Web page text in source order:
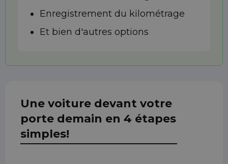
Enregistrement du kilométrage
Et bien d'autres options
Une voiture devant votre
porte demain en 4 étapes
simples!